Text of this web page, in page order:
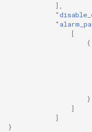
],
[
{
}
]
]
}